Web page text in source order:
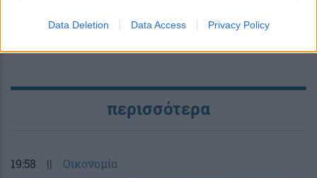
Data Deletion Data Access Privacy Policy
περισσότερα
19:58 || Οικονομία